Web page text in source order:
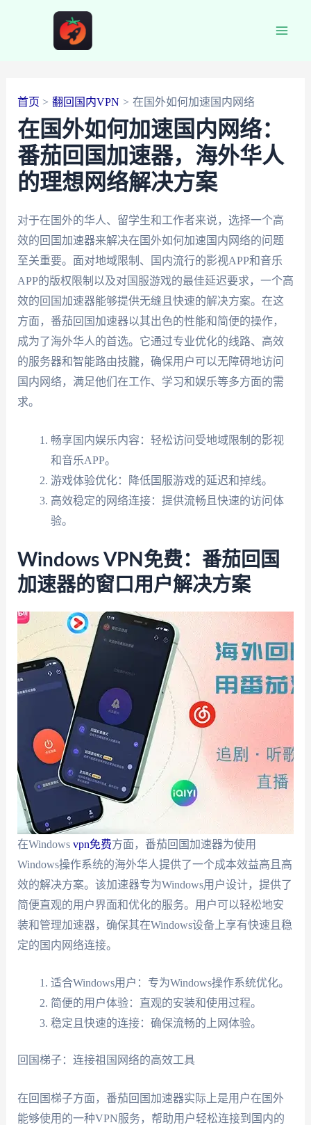
首页 翻回国内VPN 在国外如何加速国内网络
在国外如何加速国内网络：
番茄回国加速器，海外华人
的理想网络解决方案
对于在国外的华人、留学生和工作者来说，选择一个高
效的回国加速器来解决在国外如何加速国内网络的问题
至关重要。面对地域限制、国内流行的影视APP和音乐
APP的版权限制以及对国服游戏的最佳延迟要求，一个高
效的回国加速器能够提供无缝且快速的解决方案。在这
方面，番茄回国加速器以其出色的性能和简便的操作，
成为了海外华人的首选。它通过专业优化的线路、高效
的服务器和智能路由技朧，确保用户可以无障碍地访问
国内网络，满足他们在工作、学习和娱乐等多方面的需
求。
畅享国内娱乐内容：轻松访问受地域限制的影视
和音乐APP。
游戏体验优化：降低国服游戏的延迟和掉线。
高效稳定的网络连接：提供流畅且快速的访问体
验。
Windows VPN免费：番茄回国
加速器的窗口用户解决方案
在Windows vpn免费方面，番茄回国加速器为使用
Windows操作系统的海外华人提供了一个成本效益高且高
效的解决方案。该加速器专为Windows用户设计，提供了
简便直观的用户界面和优化的服务。用户可以轻松地安
装和管理加速器，确保其在Windows设备上享有快速且稳
定的国内网络连接。
适合Windows用户：专为Windows操作系统优化。
简便的用户体验：直观的安装和使用过程。
稳定且快速的连接：确保流畅的上网体验。
回国梯子：连接祖国网络的高效工具
在回国梯子方面，番茄回国加速器实际上是用户在国外
能够使用的一种VPN服务，帮助用户轻松连接到国内的